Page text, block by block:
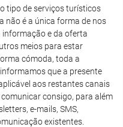
tipo de serviços turísticos
não é a única forma de nos
informação e da oferta
meios para estar
cómoda, toda a
que a presente
aos restantes canais
consigo, para além
e-mails, SMS,
existentes.